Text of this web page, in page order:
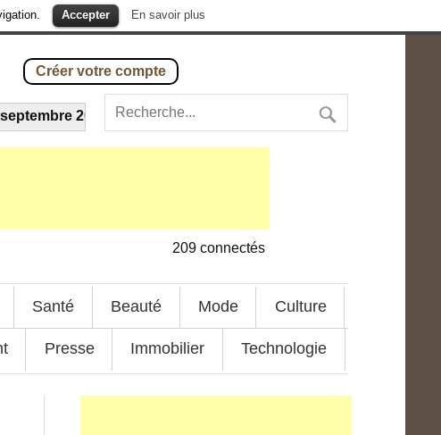
Accepter En savoir plus
Créer votre compte
2014- Carla Bruni : ces gros contrats après l’Elysée
209connectés
Santé Beauté Mode Culture
Presse Immobilier Technologie